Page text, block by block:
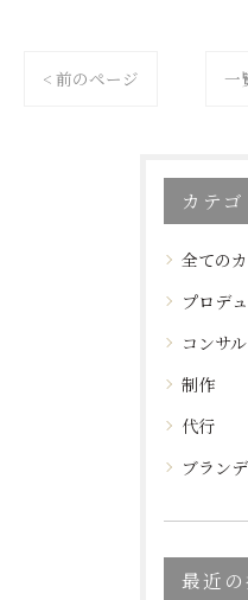
< 前のページ 一
カテ
全ての
プロデ
コンサル
制作
代行
ブラン
最近